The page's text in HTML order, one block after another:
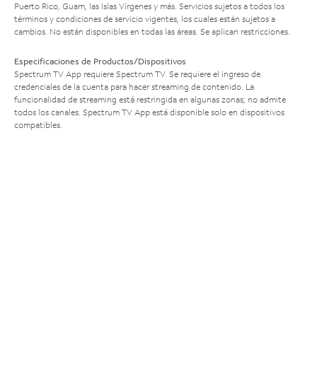
Puerto Rico, Guam, las Islas Vírgenes y más. Servicios sujetos a todos los
términos y condiciones de servicio vigentes, los cuales están sujetos a
cambios. No están disponibles en todas las áreas. Se aplican restricciones.
Especificaciones de Productos/Dispositivos
Spectrum TV App requiere Spectrum TV. Se requiere el ingreso de
credenciales de la cuenta para hacer streaming de contenido. La
funcionalidad de streaming está restringida en algunas zonas; no admite
todos los canales. Spectrum TV App está disponible solo en dispositivos
compatibles.